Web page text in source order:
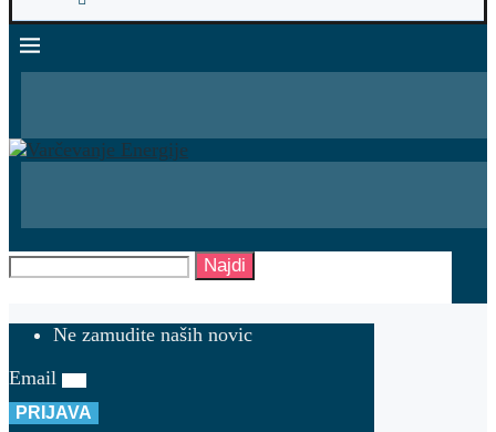
Najdi
Ne zamudite naših novic
Email
PRIJAVA